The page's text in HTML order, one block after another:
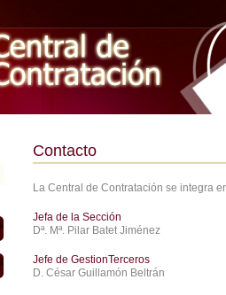
Contacto
La Central de Contratación se integra
Jefa de la Sección
Dª. Mª. Pilar Batet Jiménez
Jefe de GestionTerceros
D. César Guillamón Beltrán